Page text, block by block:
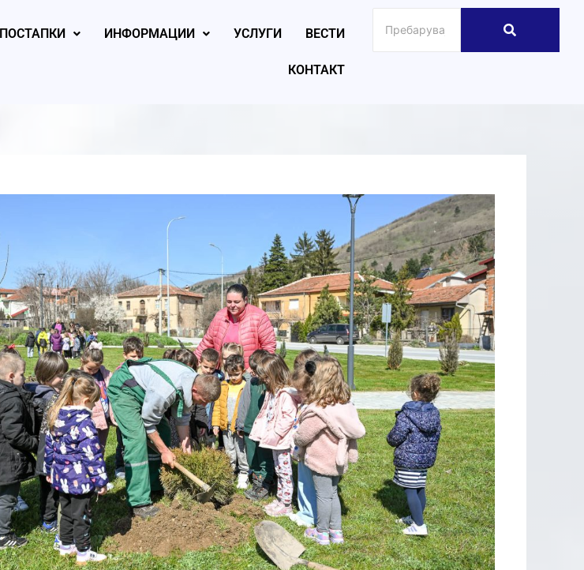
ПОСТАПКИ ИНФОРМАЦИИ УСЛУГИ ВЕСТИ
КОНТАКТ
ПРОСТОР ВО
НА ГРАДОТ
6, 2026
СЕ АСФАЛТИРА УЛИЦАТА
„КОЗАРА“
August 6, 2026